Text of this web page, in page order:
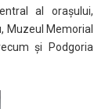
al orașului,
Muzeul Memorial
și Podgoria